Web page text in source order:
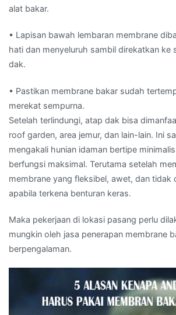
alat bakar.
• Lapisan bawah lembaran membrane
hati dan menyeluruh sambil direkatkan ke
dak.
• Pastikan membrane bakar sudah
merekat sempurna.
Setelah terlindungi, atap dak bisa
roof garden, area jemur, dan lain-lain. Ini
mengakali hunian idaman bertipe
berfungsi maksimal. Terutama setelah
membrane yang fleksibel, awet, dan tidak
apabila terkena benturan keras.
Maka pekerjaan di lokasi pasang perlu
mungkin oleh jasa penerapan membrane
berpengalaman.